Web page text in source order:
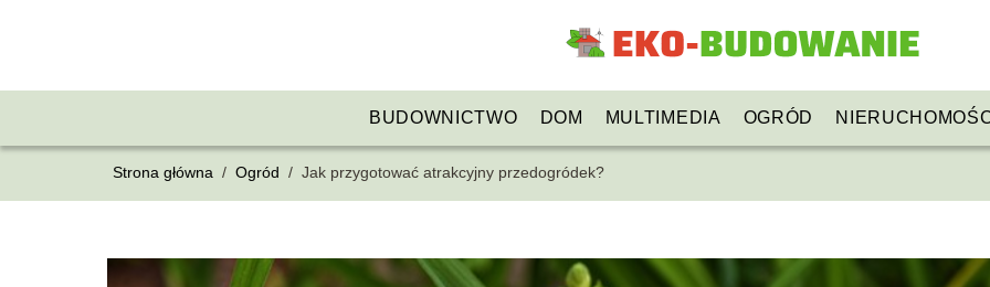
BUDOWNICTWO DOM MULTIMEDIA OGRÓD
Strona główna / Ogród / Jak przygotować atrakcyjny przedogródek?